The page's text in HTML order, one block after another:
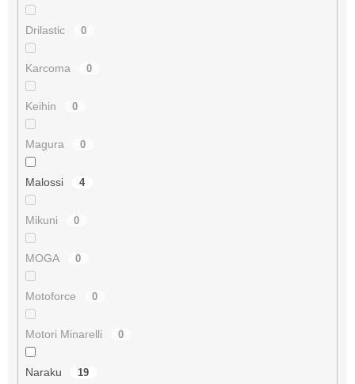
Drilastic 0
Karcoma 0
Keihin 0
Magura 0
Malossi 4
Mikuni 0
MOGA 0
Motoforce 0
Motori Minarelli 0
Naraku 19